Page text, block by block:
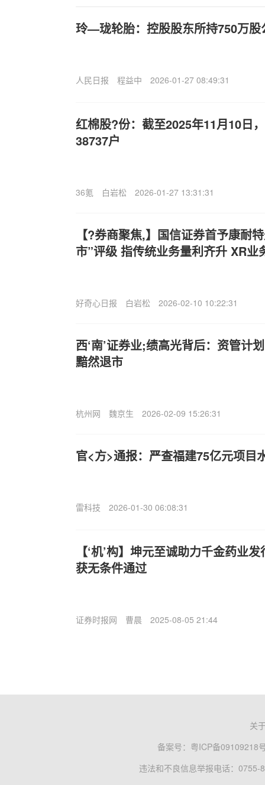
玲—珑轮胎：控股股东所持750万股
人民日报 程益中 2026-01-27 08:49:31
红棉股?份：截至2025年11月10日
38737户
36氪 白岩松 2026-01-27 13:31:31
【?券商聚焦,】国信证券首予康耐
市”评级 指传统业务量利齐升 XR业
好奇心日报 白岩松 2026-02-10 10:22:31
西‘南’证券业;绩高光背后：资管计
黯然退市
杭州网 魏京生 2026-02-09 15:26:31
官<方>通报：严查福建75亿元项目
雷科技 2026-01-30 06:08:31
【‘机’构】坤元至诚助力千金药业
获无条件通过
证券时报网 曹晨 2025-08-05 21:44
关
备案号： 粤ICP备09109218
违法和不良信息举报电话：0755-